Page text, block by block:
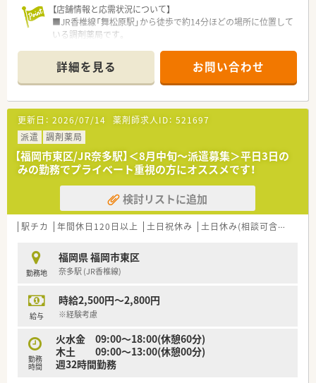
【店舗情報と応需状況について】
■JR香椎線「舞松原駅」から徒歩で約14分ほどの場所に位置して
いる調剤薬局です。
く処方を経験することができます。
■処方箋は1日あたり約90枚応需し、薬剤師正社員2名と事務員1
～2名体制で対応しています。
【募集背景と求める人物像について】 ■今回は体制強化のための
欠員補充として、店舗の運営を担っていただける管理薬剤師を募
集しております。
■在宅業務（居宅）も担当するため、在宅医療の経験をお持ちの方
や、これから深く学びたい方を優遇いたします。
■年齢や社歴に関わらず挑戦できる社風のため、早期のキャリア
アップを目指す意欲的な方を求めています。
【法人特徴について】
■北九州市に本社を構え、調剤薬局100店舗以上を含む全国130
■調剤薬局事業のほか、ドラッグストア運営や介護事業も手掛
け、地域密着の多角的なサービスを提供しています。
■自社運営の介護施設と連携し、施設から居宅まで全ての種類の
【求人情報について】
500万円から600万円を想定しています。
■昇給は年1回（4月）実施され、賞与は年2回（7月・12月）支給され
る年俸制（12または14分割）です。
詳細を見る お問い合わせ
更新日： 2026/07/14 薬剤師求人ID： 521697
派遣
調剤薬局
【福岡市東区/JR奈多駅】＜8月中旬～派遣募集＞平日3日の
みの勤務でプライベート重視の方にオススメです！
検討リストに追加
駅チカ 年間休日120日以上 土日祝休み 土日休み(相談可含む)
勤務地
福岡県 福岡市東区
奈多駅 (JR香椎線)
給与
時給2,500円～2,800円
※経験考慮
勤務
時間
火水金 09:00～18:00(休憩60分)
木土 09:00～13:00(休憩00分)
週32時間勤務